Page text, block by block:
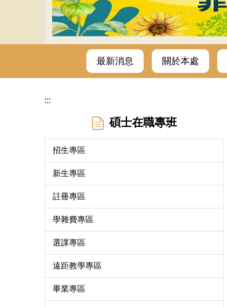
115年度進修教育中心暑假上班時間
最新消息 關於本處
:::
碩士在職專班
招生專區
新生專區
註冊專區
學雜費專區
選課專區
遠距教學專區
畢業專區